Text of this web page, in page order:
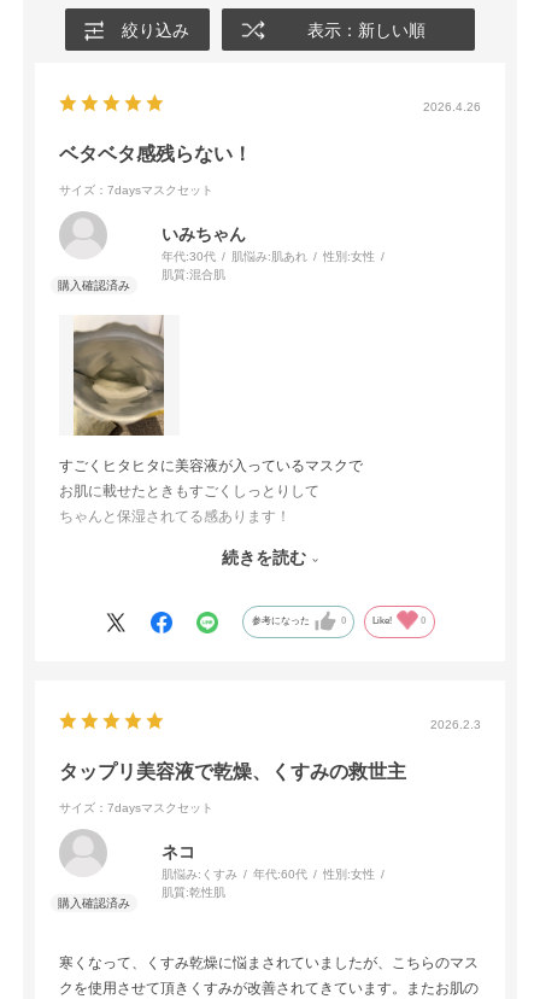
絞り込み 表示：新しい順
2026.4.26
ベタベタ感残らない！
サイズ：7daysマスクセット
いみちゃん
年代:30代 肌悩み: 肌あれ 性別:女性
肌質:混合肌
すごくヒタヒタに美容液が入っているマスクで
お肌に載せたときもすごくしっとりして
ちゃんと保湿されてる感あります！
ベタつかずにちゃんと浸透されているのが
よくあるパック後のベタベタ感が苦手なのですがこちらはサラッ
続きを読む
参考になった 0 Like! 0
2026.2.3
タップリ美容液で乾燥、くすみの救世主
サイズ：7daysマスクセット
ネコ
肌悩み: くすみ 年代:60代 性別:女性
肌質:乾性肌
寒くなって、くすみ乾燥に悩まされていましたが、こちらのマス
クを使用させて頂きくすみが改善されてきています。またお肌の